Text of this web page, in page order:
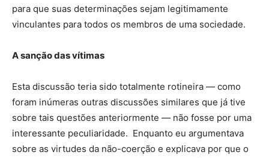
para que suas determinações sejam legitimamente
vinculantes para todos os membros de uma sociedade.
A sanção das vítimas
Esta discussão teria sido totalmente rotineira — como
foram inúmeras outras discussões similares que já tive
sobre tais questões anteriormente — não fosse por uma
interessante peculiaridade. Enquanto eu argumentava
sobre as virtudes da não-coerção e explicava por que o